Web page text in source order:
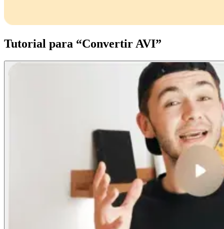
Tutorial para “Convertir AVI”